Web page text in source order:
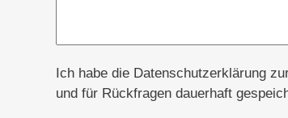
Ich habe die Datenschutzerklärung
und für Rückfragen dauerhaft